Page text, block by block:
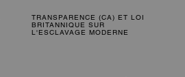
TRANSPARENCE (CA) ET LOI
BRITANNIQUE SUR
L'ESCLAVAGE MODERNE